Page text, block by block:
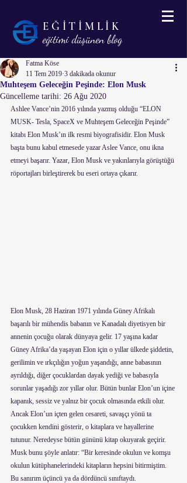
EĞİTİMLİK
eğitimi düşünen blog
Muhteşem Geleceğin Peşinde: Elon Musk
Fatma Köse
11 Tem 2019 3 dakikada okunur
Güncelleme tarihi: 26 Ağu 2020
Ashlee Vance’nin 2016 yılında yazmış olduğu “ELON
MUSK- Tesla, SpaceX ve Muhteşem Geleceğin Peşinde”
kitabı Elon Musk’ın ilk resmi biyografisidir. Elon Musk
başta bunu kabul etmesede yazar Aslee Vance, onu ikna
etmeyi başarır. Yazar, Elon Musk ve yakınlarıyla görüştüğü
röportajları birleştirerek bu eseri ortaya çıkarır.
Elon Musk, 28 Haziran 1971 yılında Güney Afrikalı
başarılı bir mühendis babanın ve Kanadalı diyetisyen bir
annenin çocuğu olarak dünyaya gelir. 17 yaşına kadar
Güney Afrika’da yaşayan Elon için o yıllar ülkede şiddetin,
gerilimin ve ırkçılığın yoğun yaşandığı, anne babasının
ayrıldığı, diğer çocuklardan dayak yediği ve babasıyla
sorunlar yaşadığı zor yıllar olur. Bütün bunlar Elon’un içine
kapanık, sessiz ve yalnız bir çocuk olmasında etkili olur.
Ancak Elon’un içten gelen cesareti, savaşçı yönü ta
çocukken kendini gösterir, o kitaplara ve hayallerine
tutunur. Neredeyse bütün gününü kitap okuyarak geçirir.
Musk bunu şöyle anlatır: “Bir keresinde okulun ve komşu
okulun kütüphanelerindeki kitapların hepsini bitirmiştim.
Bu sanırım üçüncü ya da dördüncü sınıftaydı.